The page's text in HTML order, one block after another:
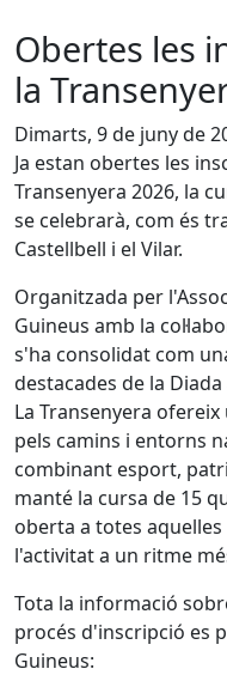
Obertes les
la
Dimarts, 9 de juny de
Ja estan obertes les
Transenyera 2026, la
se celebrarà, com és
Castellbell i el Vilar.
Organitzada per
Guineus amb la
s'ha consolidat com
destacades de la
La Transenyera
pels camins i entorns
combinant esport,
manté la cursa de 15
oberta a totes
l'activitat a un ritme
Tota la informació
procés d'inscripció es
Guineus: